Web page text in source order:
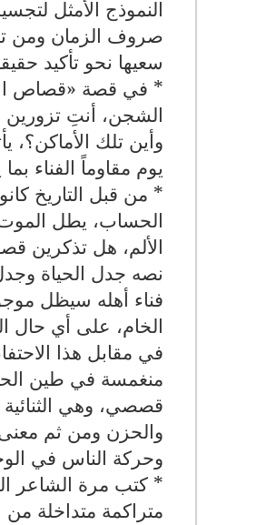
النموذج الأمثل
صروف الزمان ومن
سعيها نحو تأكيد
* في قصة «قصاص
الشجن، أنتِ
وأين تلك
يوم مقاوماً
* من قبل التاريخ
الحساب، يطل
الألم، هل تذكرين
نصه جدل الحياة
فناء أهله سيظل
الخام، على أي حال
في مقابل هذا
منغمسة في طين
قصصي، وهي
والحزن ومن ثم
وحركة الناس في
* كتب مرة الشاعر
متراكمة متداخلة